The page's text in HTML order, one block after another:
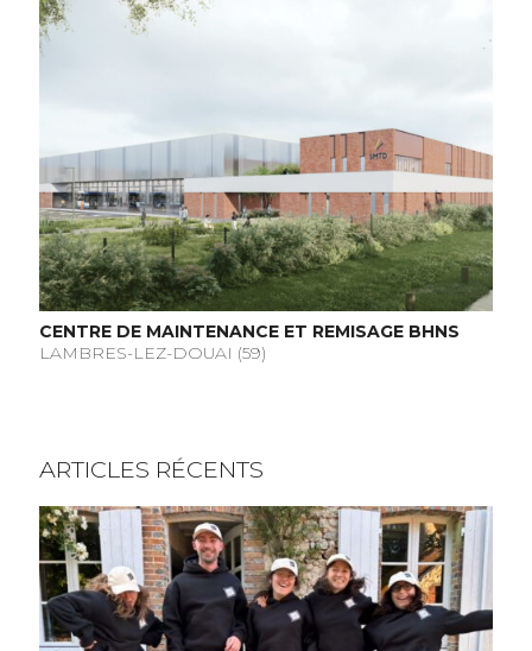
CENTRE DE MAINTENANCE ET REMISAGE BHNS
LAMBRES-LEZ-DOUAI (59)
ARTICLES RÉCENTS